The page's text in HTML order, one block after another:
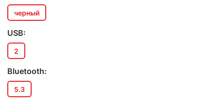
черный
USB:
2
Bluetooth:
5.3